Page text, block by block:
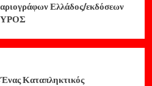
Ελλάδος/εκδόσεων
Καταπληκτικός